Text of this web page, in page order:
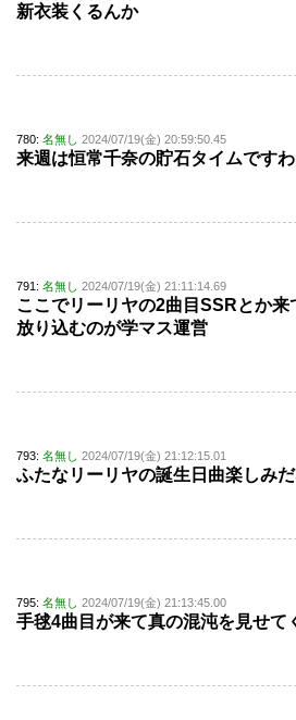
新衣装くるんか
780: 名無し 2024/07/19(金) 20:59:50.45
来週は恒常千奈の貯石タイムですわ
791: 名無し 2024/07/19(金) 21:11:14.69
ここでリーリヤの2曲目SSRとか来
放り込むのが学マス運営
793: 名無し 2024/07/19(金) 21:12:15.01
ふたなリーリヤの誕生日曲楽しみ
795: 名無し 2024/07/19(金) 21:13:45.00
手毬4曲目が来て真の混沌を見せて